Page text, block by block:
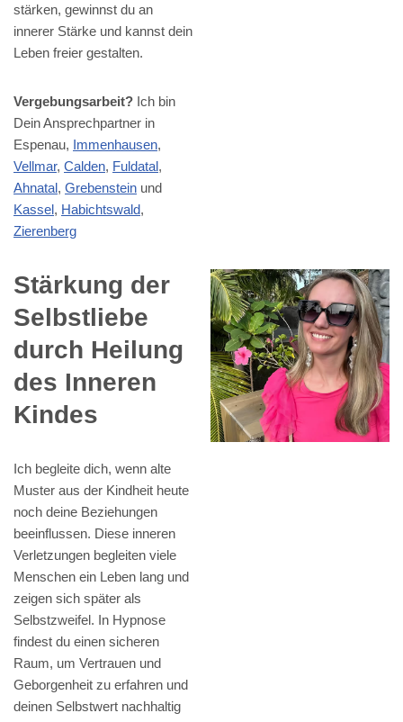
stärken, gewinnst du an
innerer Stärke und kannst dein
Leben freier gestalten.
Vergebungsarbeit? Ich bin
Dein Ansprechpartner in
Espenau, Immenhausen,
Vellmar, Calden, Fuldatal,
Ahnatal, Grebenstein und
Kassel, Habichtswald,
Zierenberg
Stärkung der
Selbstliebe
durch Heilung
des Inneren
Kindes
Ich begleite dich, wenn alte
Muster aus der Kindheit heute
noch deine Beziehungen
beeinflussen. Diese inneren
Verletzungen begleiten viele
Menschen ein Leben lang und
zeigen sich später als
Selbstzweifel. In Hypnose
findest du einen sicheren
Raum, um Vertrauen und
Geborgenheit zu erfahren und
deinen Selbstwert nachhaltig